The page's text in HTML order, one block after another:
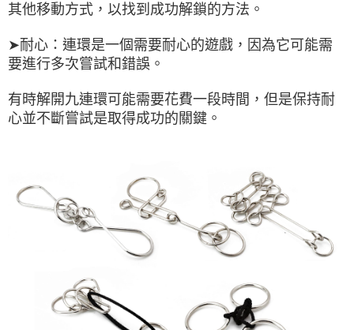
其他移動方式，以找到成功解鎖的方法。
➤耐心：連環是一個需要耐心的遊戲，因為它可能需
要進行多次嘗試和錯誤。
有時解開九連環可能需要花費一段時間，但是保持耐
心並不斷嘗試是取得成功的關鍵。